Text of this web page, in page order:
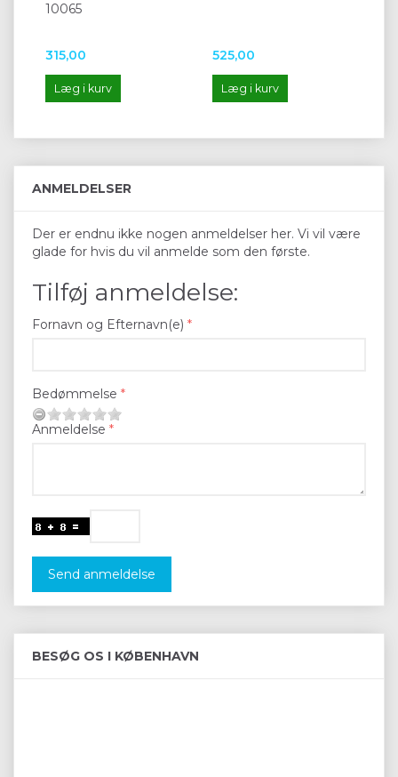
10065
315,00
Læg i kurv
525,00
Læg i kurv
ANMELDELSER
Der er endnu ikke nogen anmeldelser her. Vi vil være
glade for hvis du vil anmelde som den første.
Tilføj anmeldelse:
Fornavn og Efternavn(e)
Bedømmelse
Anmeldelse
Send anmeldelse
BESØG OS I KØBENHAVN